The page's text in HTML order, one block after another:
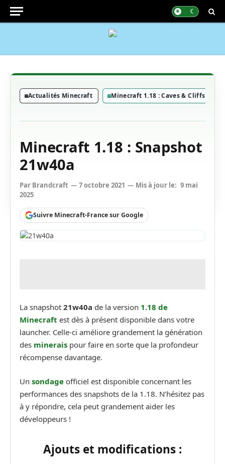
Actualités Minecraft Minecraft 1.18 : Caves & Cliffs -
Minecraft 1.18 : Snapshot
21w40a
Par Brandcraft 7 octobre 2021 Mis à jour le: 9 mai
2025
Suivre Minecraft-France sur Google
La snapshot 21w40a de la version 1.18 de
Minecraft est dès à présent disponible dans votre
launcher. Celle-ci améliore grandement la génération
des minerais pour faire en sorte que la profondeur
récompense davantage.
Un sondage officiel est disponible concernant les
performances des snapshots de la 1.18. N’hésitez pas
à y répondre, cela peut grandement aider les
développeurs !
Ajouts et modifications :